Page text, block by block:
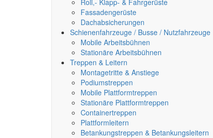
Roll,- Klapp- & Fahrgerüste
Fassadengerüste
Dachabsicherungen
Schienenfahrzeuge / Busse / Nutzfahrzeuge
Mobile Arbeitsbühnen
Stationäre Arbeitsbühnen
Treppen & Leitern
Montagetritte & Anstiege
Podiumstreppen
Mobile Plattformtreppen
Stationäre Plattformtreppen
Containertreppen
Plattformleitern
Betankungstreppen & Betankungsleitern